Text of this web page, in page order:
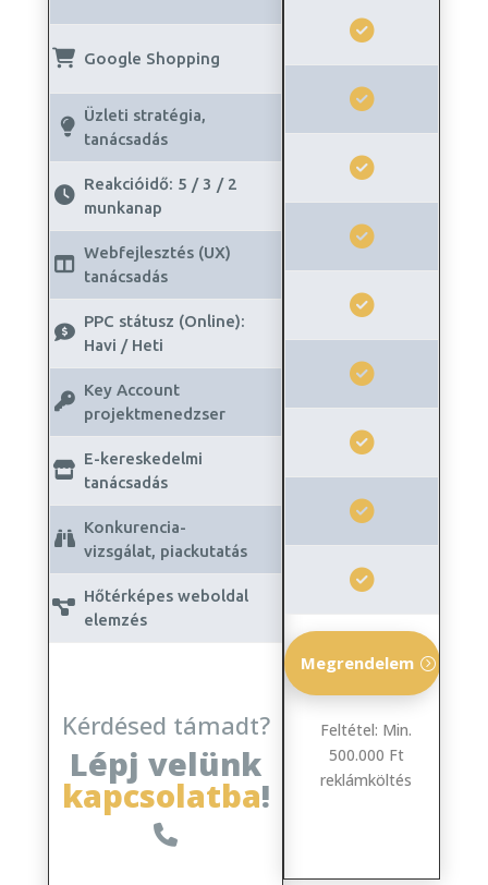
Google Shopping
Üzleti stratégia,
tanácsadás
Reakcióidő: 5 / 3 / 2
munkanap
Webfejlesztés (UX)
tanácsadás
PPC státusz (Online):
Havi / Heti
Key Account
projektmenedzser
E-kereskedelmi
tanácsadás
Konkurencia-
vizsgálat, piackutatás
Hőtérképes weboldal
elemzés
Kérdésed támadt?
Lépj velünk
kapcsolatba!
Megrendelem
Feltétel: Min.
500.000 Ft
reklámköltés